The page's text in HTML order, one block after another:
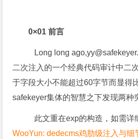
0×01 前言
Long long ago,
二次注入的一个经典代码审计中二
于字段大小不能超过60字节而显得
safekeyer集体的智慧之下发现两种
此文重在exp的构造，如需详
WooYun: dedecms鸡肋级注入与细